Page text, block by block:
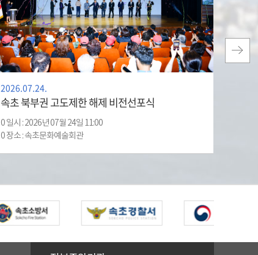
2026.07.24.
속초 북부권 고도제한 해제 비전선포식
0 일시 : 2026년 07월 24일 11:00
0 장소 : 속초문화예술회관